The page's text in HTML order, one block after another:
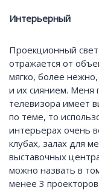
Интерьерный
Проекционный
отражается от
мягко, более
и их сиянием. Меня
телевизора имеет
по теме, то
интерьерах очень
клубах, залах для
выставочных
можно назвать в
менее 3